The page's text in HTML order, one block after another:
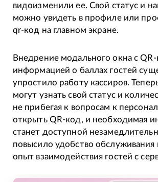
видоизменили ее. Свой статус и
можно увидеть в профиле или
qr-код на главном экране.
Внедрение модального окна с
информацией о баллах гостей
упростило работу кассиров.
могут узнать свой статус и
не прибегая к вопросам к
открыть QR-код, и необходимая
станет доступной
повысило удобство
опыт взаимодействия гостей с